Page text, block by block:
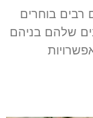
רבים בוחרים
שלהם בניהם